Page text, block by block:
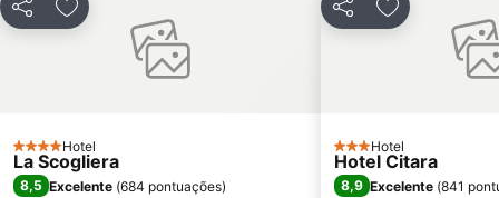
Ischia Ponte
Miliscola
Palazzo Monaco di Lapio
Castel Nuovo
Avvocata
Piazza Bellini
PartilharAdicionar aos favoritos
4 Estrelas
Hotel
La Scogliera
8,5 Excelente (684 pontuações)
PartilharAdicionar
3 Estrelas
Hotel
Hotel Citara
8,9 Excelente (841